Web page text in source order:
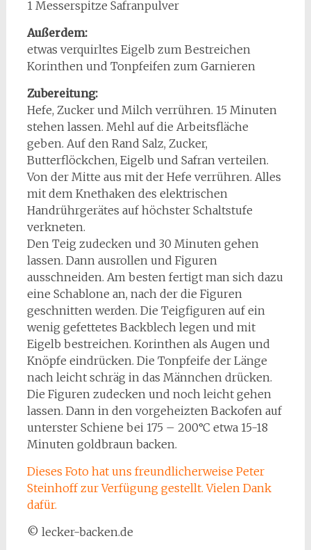
1 Messerspitze Safranpulver
Außerdem:
etwas verquirltes Eigelb zum Bestreichen
Korinthen und Tonpfeifen zum Garnieren
Zubereitung:
Hefe, Zucker und Milch verrühren. 15 Minuten
stehen lassen. Mehl auf die Arbeitsfläche
geben. Auf den Rand Salz, Zucker,
Butterflöckchen, Eigelb und Safran verteilen.
Von der Mitte aus mit der Hefe verrühren. Alles
mit dem Knethaken des elektrischen
Handrührgerätes auf höchster Schaltstufe
verkneten.
Den Teig zudecken und 30 Minuten gehen
lassen. Dann ausrollen und Figuren
ausschneiden. Am besten fertigt man sich dazu
eine Schablone an, nach der die Figuren
geschnitten werden. Die Teigfiguren auf ein
wenig gefettetes Backblech legen und mit
Eigelb bestreichen. Korinthen als Augen und
Knöpfe eindrücken. Die Tonpfeife der Länge
nach leicht schräg in das Männchen drücken.
Die Figuren zudecken und noch leicht gehen
lassen. Dann in den vorgeheizten Backofen auf
unterster Schiene bei 175 – 200°C etwa 15-18
Minuten goldbraun backen.
Dieses Foto hat uns freundlicherweise Peter
Steinhoff zur Verfügung gestellt. Vielen Dank
dafür.
© lecker-backen.de